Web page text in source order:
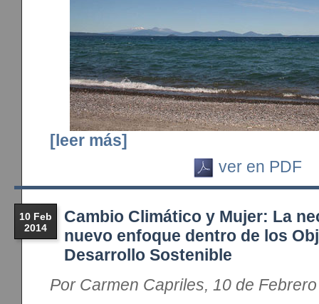
[leer más]
ver en PDF
10 Feb
2014
Cambio Climático y Mujer: La
nuevo enfoque dentro de los
Desarrollo Sostenible
Por Carmen Capriles, 10 de